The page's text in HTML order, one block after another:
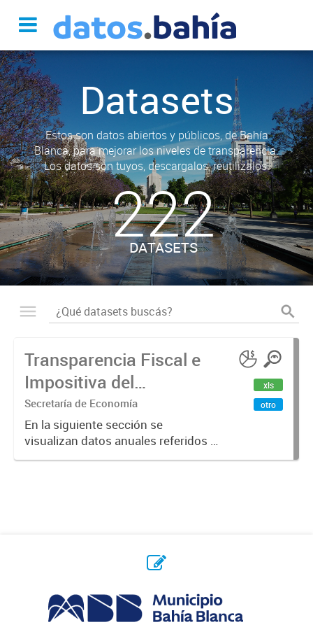
Datasets
Estos son datos abiertos y públicos, de Bahía
Blanca, para mejorar los niveles de transparencia.
Los datos son tuyos, descargalos, reutilizalos.
222
DATASETS
Transparencia Fiscal e
Impositiva del
Municipio. Año 2023
Secretaría de Economía
En la siguiente sección se
visualizan datos anuales referidos a
la transparencia fiscal e impositiva
xls
otro